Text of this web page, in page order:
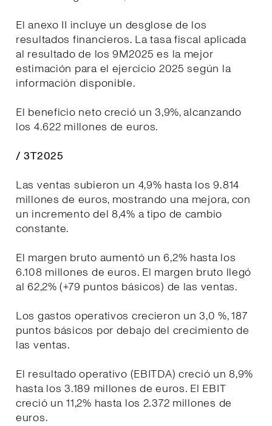
El anexo II incluye un desglose de los
resultados financieros. La tasa fiscal aplicada
al resultado de los 9M2025 es la mejor
estimación para el ejercicio 2025 según la
información disponible.
El beneficio neto creció un 3,9%, alcanzando
los 4.622 millones de euros.
/ 3T2025
Las ventas subieron un 4,9% hasta los 9.814
millones de euros, mostrando una mejora, con
un incremento del 8,4% a tipo de cambio
constante.
El margen bruto aumentó un 6,2% hasta los
6.108 millones de euros. El margen bruto llegó
al 62,2% (+79 puntos básicos) de las ventas.
Los gastos operativos crecieron un 3,0 %, 187
puntos básicos por debajo del crecimiento de
las ventas.
El resultado operativo (EBITDA) creció un 8,9%
hasta los 3.189 millones de euros. El EBIT
creció un 11,2% hasta los 2.372 millones de
euros.